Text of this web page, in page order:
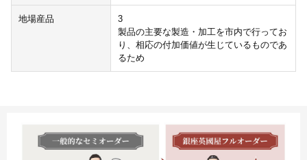
地場産品
3
製品の主要な製造・加工を市内で行ってお
り、相応の付加価値が生じているものであ
るため